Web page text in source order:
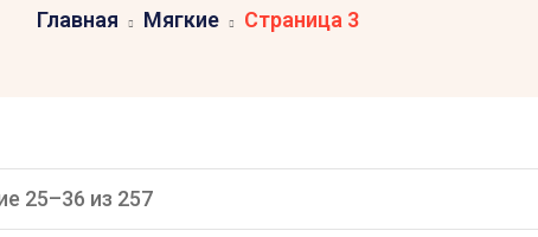
Главная Мягкие Страница 3
25–36 из 257